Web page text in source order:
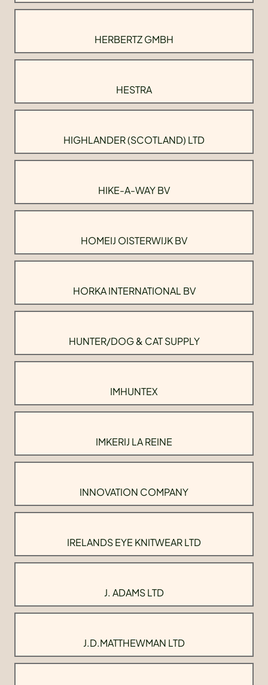
HERBERTZ GMBH
HESTRA
HIGHLANDER (SCOTLAND) LTD
HIKE-A-WAY BV
HOMEIJ OISTERWIJK BV
HORKA INTERNATIONAL BV
HUNTER/DOG & CAT SUPPLY
IMHUNTEX
IMKERIJ LA REINE
INNOVATION COMPANY
IRELANDS EYE KNITWEAR LTD
J. ADAMS LTD
J.D.MATTHEWMAN LTD